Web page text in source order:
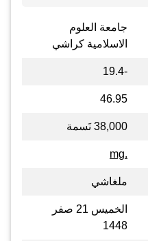
جامعة العلوم
الاسلامية كراشي
-19.4
46.95
38,000 نَسمة
.mg
ملغاشي
الخميس 21 صفر
1448